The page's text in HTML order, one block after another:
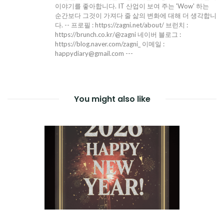
이야기를 좋아합니다. IT 산업이 보여 주는 'Wow' 하는
순간보다 그것이 가져다 줄 삶의 변화에 대해 더 생각합니
다. -- 프로필 : https://zagni.net/about/ 브런치 :
https://brunch.co.kr/@zagni 네이버 블로그 :
https://blog.naver.com/zagni_ 이메일 :
happydiary@gmail.com ---
You might also like